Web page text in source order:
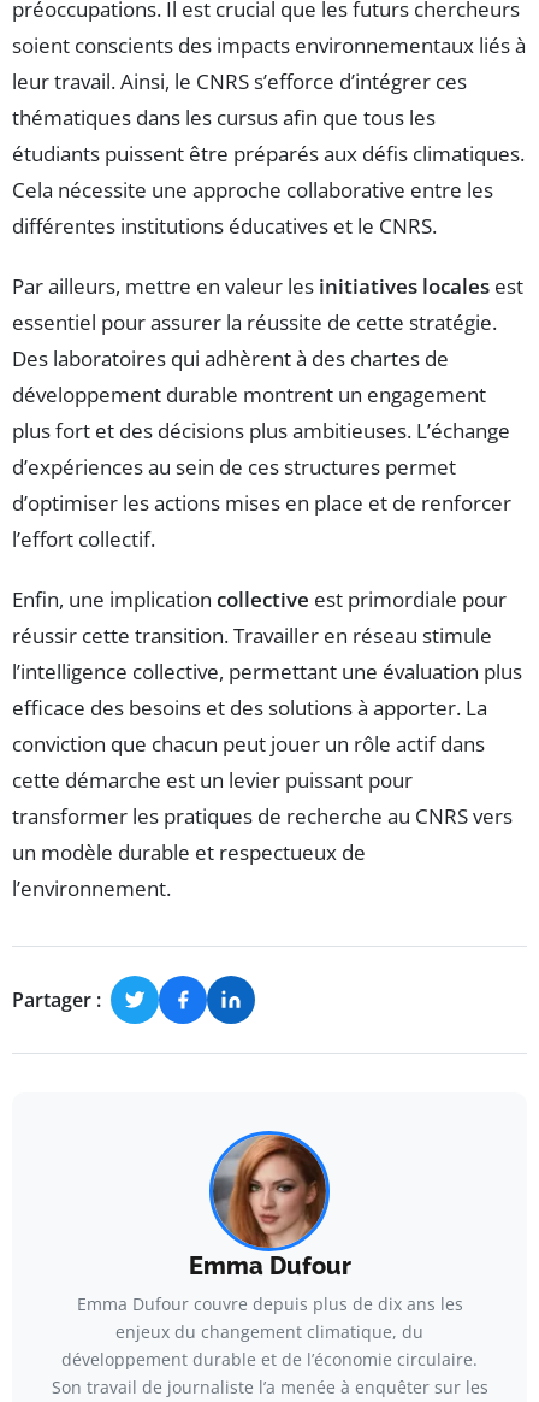
préoccupations. Il est crucial que les futurs chercheurs
soient conscients des impacts environnementaux liés à
leur travail. Ainsi, le CNRS s’efforce d’intégrer ces
thématiques dans les cursus afin que tous les
étudiants puissent être préparés aux défis climatiques.
Cela nécessite une approche collaborative entre les
différentes institutions éducatives et le CNRS.
Par ailleurs, mettre en valeur les initiatives locales est
essentiel pour assurer la réussite de cette stratégie.
Des laboratoires qui adhèrent à des chartes de
développement durable montrent un engagement
plus fort et des décisions plus ambitieuses. L’échange
d’expériences au sein de ces structures permet
d’optimiser les actions mises en place et de renforcer
l’effort collectif.
Enfin, une implication collective est primordiale pour
réussir cette transition. Travailler en réseau stimule
l’intelligence collective, permettant une évaluation plus
efficace des besoins et des solutions à apporter. La
conviction que chacun peut jouer un rôle actif dans
cette démarche est un levier puissant pour
transformer les pratiques de recherche au CNRS vers
un modèle durable et respectueux de
l’environnement.
Partager :
Emma Dufour
Emma Dufour couvre depuis plus de dix ans les
enjeux du changement climatique, du
développement durable et de l’économie circulaire.
Son travail de journaliste l’a menée à enquêter sur les